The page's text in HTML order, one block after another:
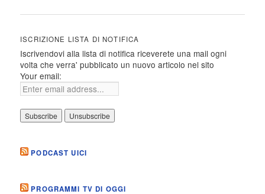
ISCRIZIONE LISTA DI NOTIFICA
Iscrivendovi alla lista di notifica riceverete una mail ogni
volta che verra' pubblicato un nuovo articolo nel sito
Your email:
PODCAST UICI
PROGRAMMI TV DI OGGI